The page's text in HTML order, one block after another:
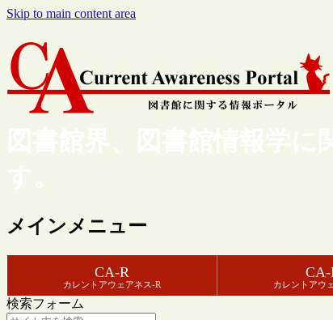
Skip to main content area
図書館界、図書館情報学
す。
メインメニュー
CA-R
カレントアウェアネス-R
CA-
カレントアウ
検索フォーム